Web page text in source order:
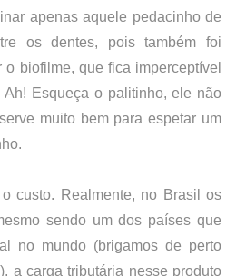
apenas aquele pedacinho de
os dentes, pois também foi
biofilme, que fica imperceptível
Ah! Esqueça o palitinho, ele não
muito bem para espetar um
custo. Realmente, no Brasil os
sendo um dos países que
no mundo (brigamos de perto
a carga tributária nesse produto